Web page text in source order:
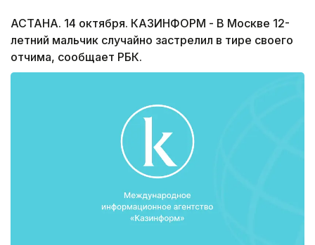
АСТАНА. 14 октября. КАЗИНФОРМ - В Москве 12-
летний мальчик случайно застрелил в тире своего
отчима, сообщает РБК.